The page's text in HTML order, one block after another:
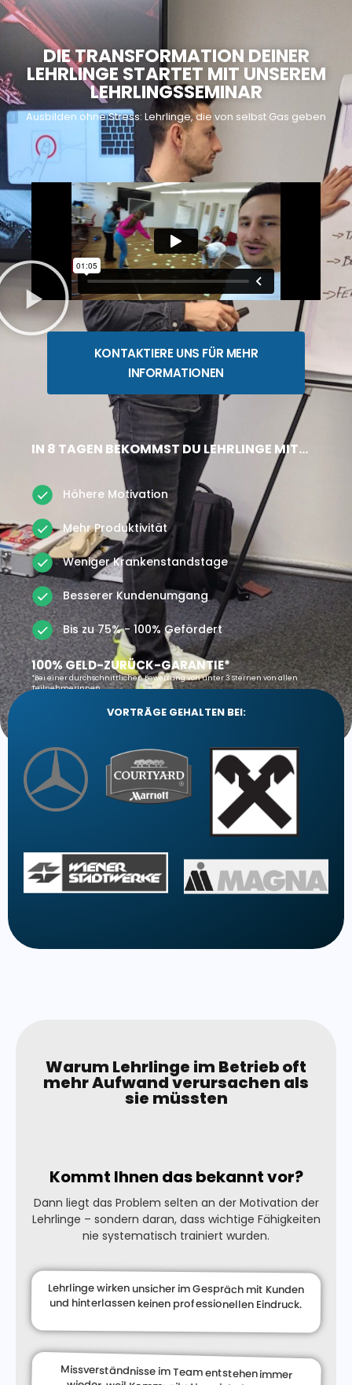
DIE TRANSFORMATION DEINER
LEHRLINGE STARTET MIT UNSEREM
LEHRLINGSSEMINAR
Ausbilden ohne Stress: Lehrlinge, die von selbst Gas geben
KONTAKTIERE UNS FÜR MEHR
INFORMATIONEN
IN 8 TAGEN BEKOMMST DU LEHRLINGE MIT…
Höhere Motivation
Mehr Produktivität
Weniger Krankenstandstage
Besserer Kundenumgang
Bis zu 75% - 100% Gefördert
100% GELD-ZURÜCK-GARANTIE*
*Bei einer durchschnittlichen Bewertung von unter 3 Sternen von allen
TeilnehmerInnen.
VORTRÄGE GEHALTEN BEI:
Warum Lehrlinge im Betrieb oft
mehr Aufwand verursachen als
sie müssten
Kommt Ihnen das bekannt vor?
Dann liegt das Problem selten an der Motivation der
Lehrlinge – sondern daran, dass wichtige Fähigkeiten
nie systematisch trainiert wurden.
Lehrlinge wirken unsicher im Gespräch mit Kunden
und hinterlassen keinen professionellen Eindruck.
Missverständnisse im Team entstehen immer
wieder, weil Kommunikation nicht bewusst